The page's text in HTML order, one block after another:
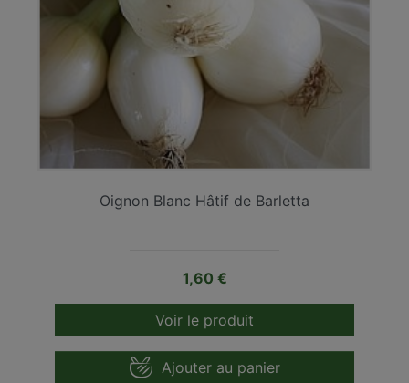
Oignon Blanc Hâtif de Barletta
Prix
1,60 €
Voir le produit
Ajouter au panier